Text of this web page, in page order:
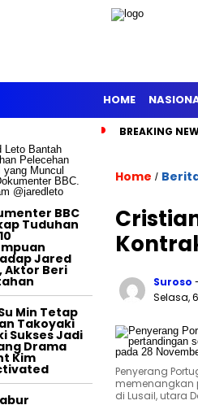
HOME
BREAKING
BBC
Tuduhan
Jared
Aktor Beri
Min Tetap
Takoyaki
Sukses Jadi
Drama
Kim
Home /
Suroso
Selasa,
Penyerang
memenangkan
di Lusail, utara